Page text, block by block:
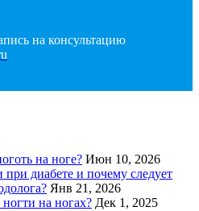
на консультацию
на ноге? Июн 10, 2026
диабете и почему следует
Янв 21, 2026
на ногах? Дек 1, 2025